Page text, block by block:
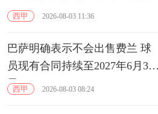
西甲 2026-08-03 11:36
巴萨明确表示不会出售费兰 球
员现有合同持续至2027年6月30
日西甲 2026-08-03 08:24